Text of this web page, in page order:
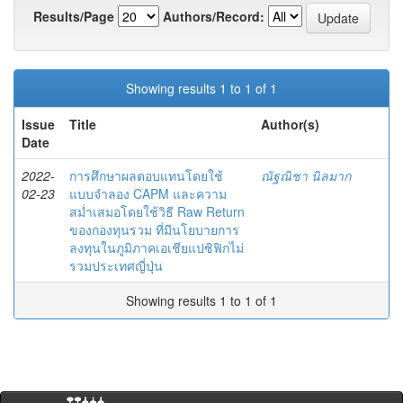
Results/Page
Authors/Record:
Showing results 1 to 1 of 1
Issue
Date
Title Author(s)
2022-
02-23
การศึกษาผลตอบแทนโดยใช้
แบบจำลอง CAPM และความ
สม่ำเสมอโดยใช้วิธี Raw Return
ของกองทุนรวม ที่มีนโยบายการ
ลงทุนในภูมิภาคเอเชียแปซิฟิกไม่
รวมประเทศญี่ปุ่น
ณัฐณิชา นิลมาก
Showing results 1 to 1 of 1